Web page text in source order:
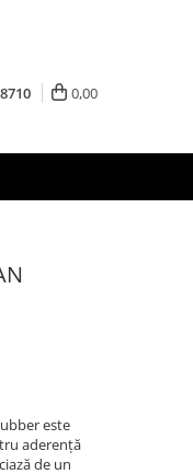
0,00
este
aderență
de un